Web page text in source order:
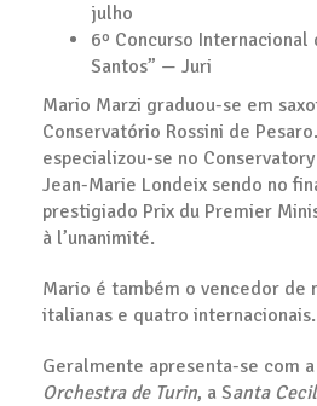
julho
6º Concurso Internacional
Santos” — Juri
Mario Marzi graduou-se em
Conservatório Rossini de
especializou-se no
Jean-Marie Londeix sendo no
prestigiado Prix du Premier
à l’unanimité.
Mario é também o vencedor de
italianas e quatro internacionais.
Geralmente apresenta-se com a
Orchestra de Turin, a Santa